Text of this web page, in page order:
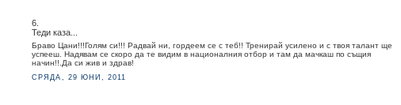
6.
Теди каза...
Браво Цани!!!Голям си!!! Радвай ни, гордеем се с теб!! Тренирай усилено и с твоя талант ще
успееш. Надявам се скоро да те видим в националния отбор и там да мачкаш по същия
начин!!.Да си жив и здрав!
СРЯДА, 29 ЮНИ, 2011